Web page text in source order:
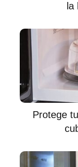
la
Protege